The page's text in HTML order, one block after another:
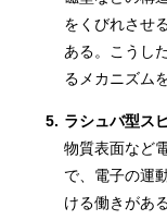
をくびれさせ
ある。こうし
るメカニズム
5. ラシュバ型ス
物質表面など
で、電子の運
ける働きがあ